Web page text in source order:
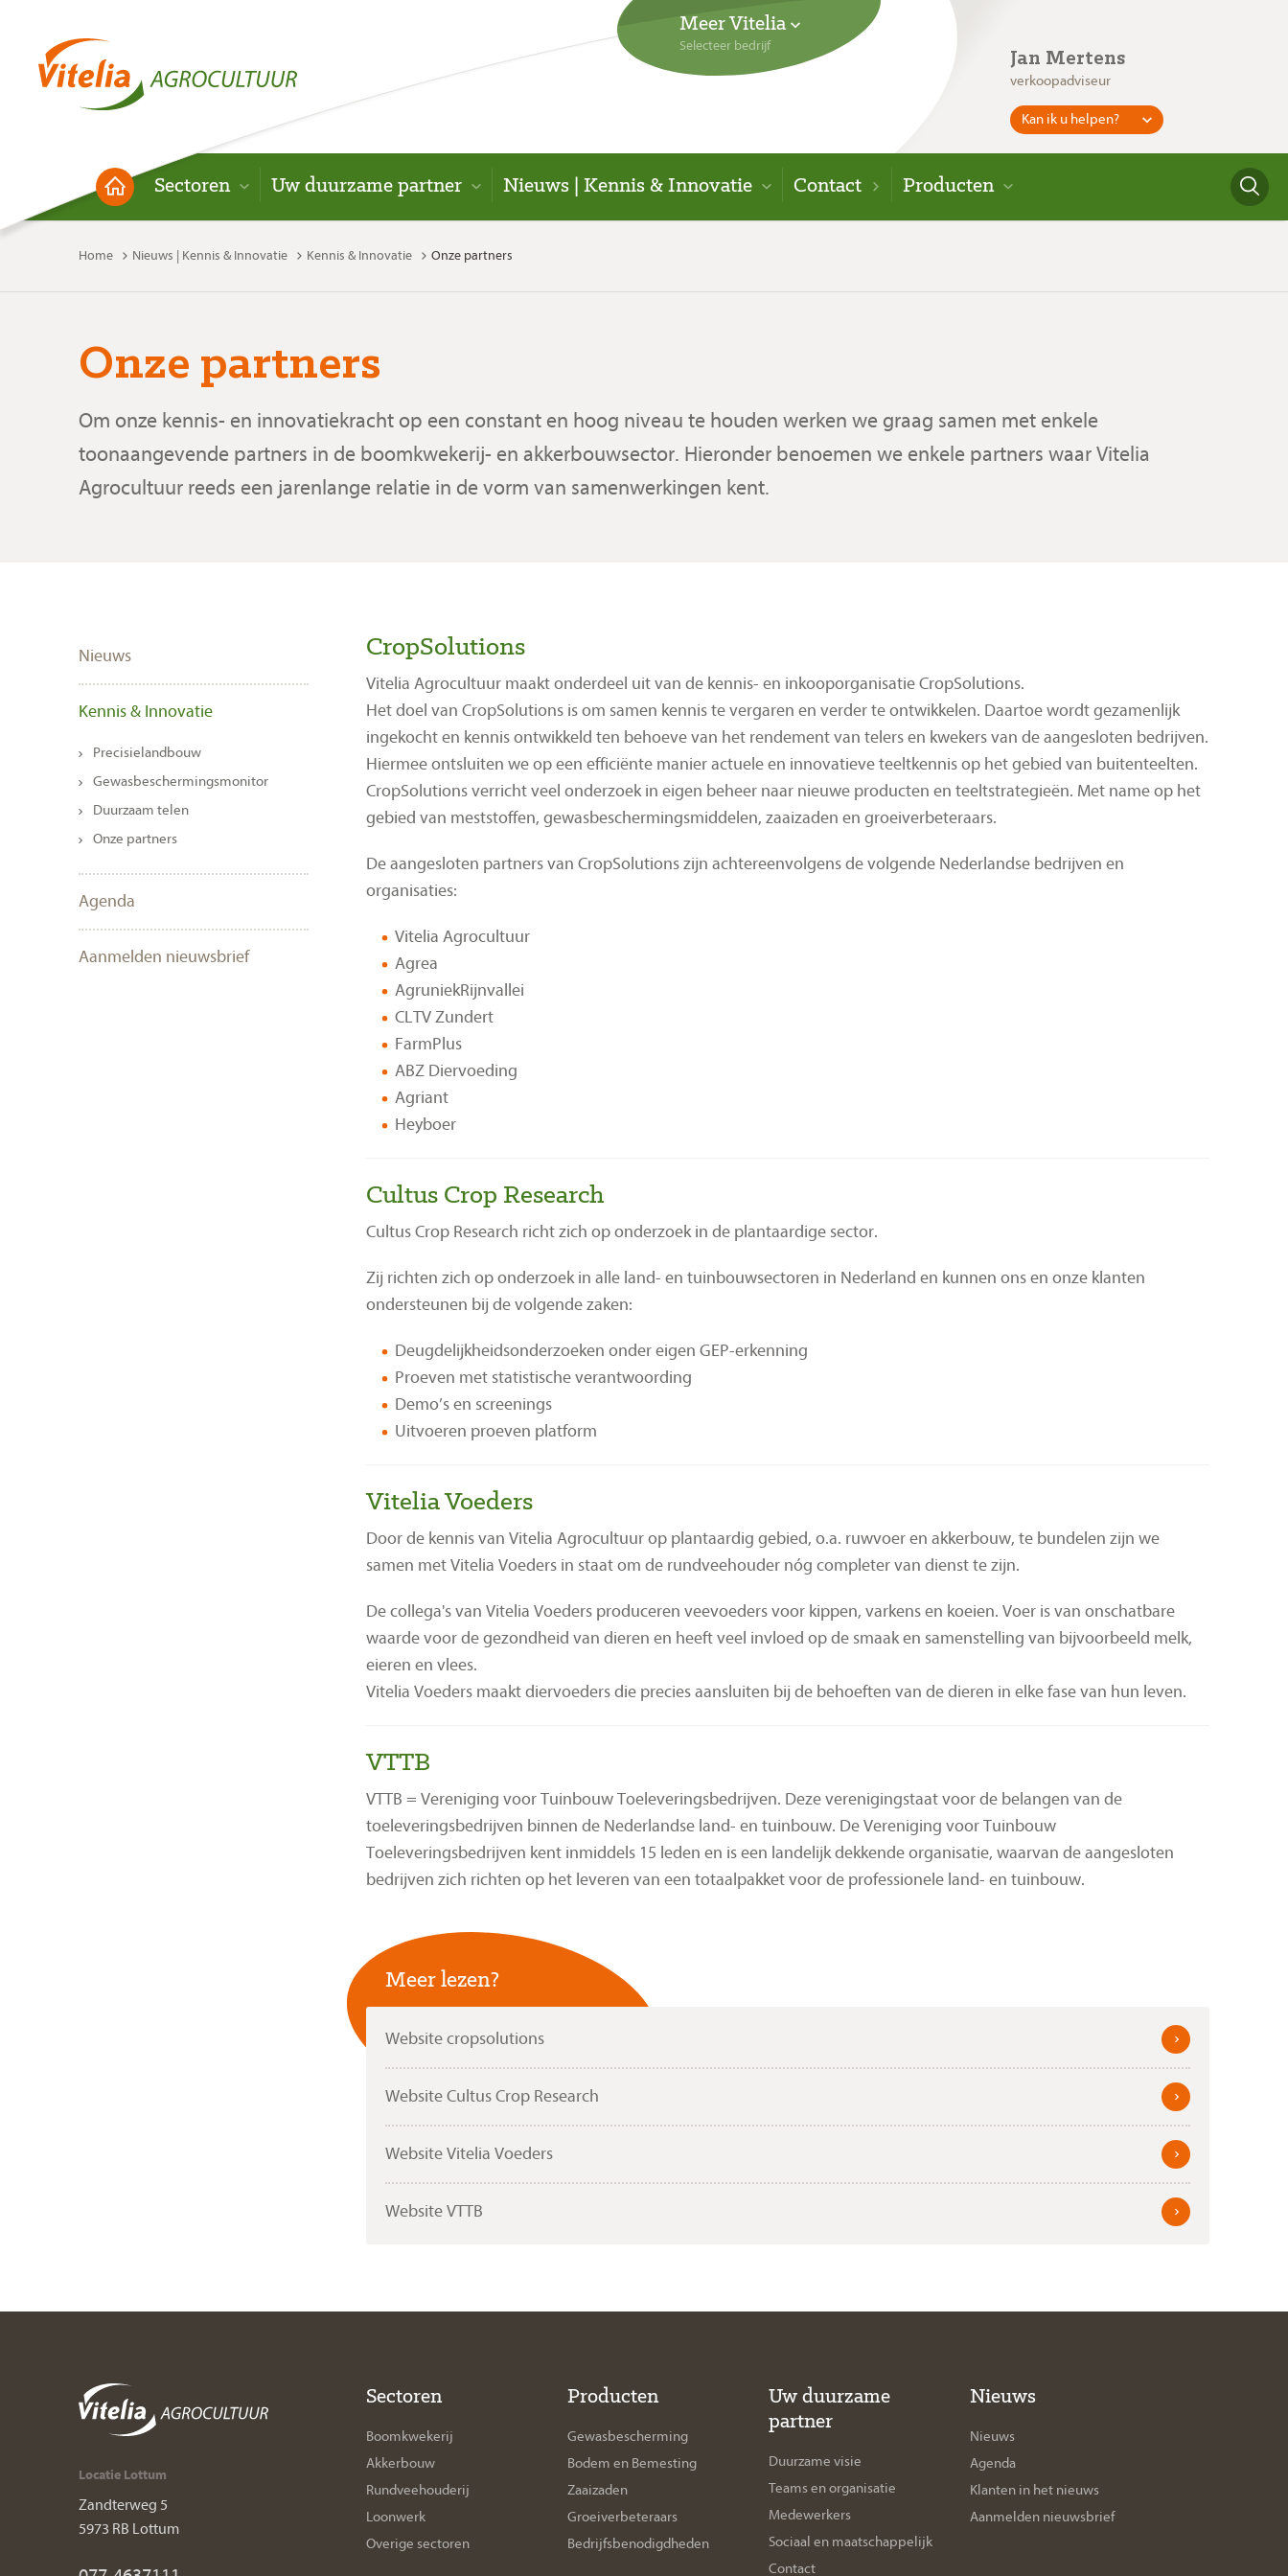
Meer Vitelia
Selecteer bedrijf
Jan Mertens
verkoopadviseur
Kan ik u helpen?
Sectoren Uw duurzame partner Nieuws | Kennis & Innovatie Contact Producten
Home Nieuws | Kennis & Innovatie Kennis & Innovatie Onze partners
Onze partners
Om onze kennis- en innovatiekracht op een constant en hoog niveau te houden werken we graag samen met enkele
toonaangevende partners in de boomkwekerij- en akkerbouwsector. Hieronder benoemen we enkele partners waar Vitelia
Agrocultuur reeds een jarenlange relatie in de vorm van samenwerkingen kent.
Nieuws
Kennis & Innovatie
Precisielandbouw
Gewasbeschermingsmonitor
Duurzaam telen
Onze partners
Agenda
Aanmelden nieuwsbrief
CropSolutions
Vitelia Agrocultuur maakt onderdeel uit van de kennis- en inkooporganisatie CropSolutions.
Het doel van CropSolutions is om samen kennis te vergaren en verder te ontwikkelen. Daartoe wordt gezamenlijk
ingekocht en kennis ontwikkeld ten behoeve van het rendement van telers en kwekers van de aangesloten bedrijven.
Hiermee ontsluiten we op een efficiënte manier actuele en innovatieve teeltkennis op het gebied van buitenteelten.
CropSolutions verricht veel onderzoek in eigen beheer naar nieuwe producten en teeltstrategieën. Met name op het
gebied van meststoffen, gewasbeschermingsmiddelen, zaaizaden en groeiverbeteraars.
De aangesloten partners van CropSolutions zijn achtereenvolgens de volgende Nederlandse bedrijven en
organisaties:
Vitelia Agrocultuur
Agrea
AgruniekRijnvallei
CLTV Zundert
FarmPlus
ABZ Diervoeding
Agriant
Heyboer
Cultus Crop Research
Cultus Crop Research richt zich op onderzoek in de plantaardige sector.
Zij richten zich op onderzoek in alle land- en tuinbouwsectoren in Nederland en kunnen ons en onze klanten
ondersteunen bij de volgende zaken:
Deugdelijkheidsonderzoeken onder eigen GEP-erkenning
Proeven met statistische verantwoording
Demo’s en screenings
Uitvoeren proeven platform
Vitelia Voeders
Door de kennis van Vitelia Agrocultuur op plantaardig gebied, o.a. ruwvoer en akkerbouw, te bundelen zijn we
samen met Vitelia Voeders in staat om de rundveehouder nóg completer van dienst te zijn.
De collega's van Vitelia Voeders produceren veevoeders voor kippen, varkens en koeien. Voer is van onschatbare
waarde voor de gezondheid van dieren en heeft veel invloed op de smaak en samenstelling van bijvoorbeeld melk,
eieren en vlees.
Vitelia Voeders maakt diervoeders die precies aansluiten bij de behoeften van de dieren in elke fase van hun leven.
VTTB
VTTB = Vereniging voor Tuinbouw Toeleveringsbedrijven. Deze verenigingstaat voor de belangen van de
toeleveringsbedrijven binnen de Nederlandse land- en tuinbouw. De Vereniging voor Tuinbouw
Toeleveringsbedrijven kent inmiddels 15 leden en is een landelijk dekkende organisatie, waarvan de aangesloten
bedrijven zich richten op het leveren van een totaalpakket voor de professionele land- en tuinbouw.
Meer lezen?
Website cropsolutions
Website Cultus Crop Research
Website Vitelia Voeders
Website VTTB
Locatie Lottum
Zandterweg 5
5973 RB Lottum
Sectoren
Boomkwekerij
Akkerbouw
Rundveehouderij
Loonwerk
Overige sectoren
Producten
Gewasbescherming
Bodem en Bemesting
Zaaizaden
Groeiverbeteraars
Bedrijfsbenodigdheden
Uw duurzame
partner
Duurzame visie
Teams en organisatie
Medewerkers
Sociaal en maatschappelijk
Contact
Nieuws
Nieuws
Agenda
Klanten in het nieuws
Aanmelden nieuwsbrief